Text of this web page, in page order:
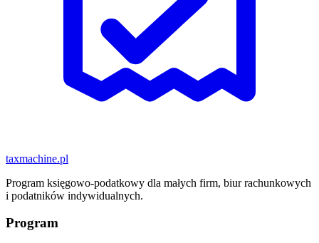
taxmachine.pl
Program księgowo-podatkowy dla małych firm, biur rachunkowych
i podatników indywidualnych.
Program